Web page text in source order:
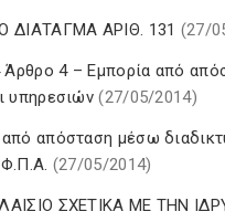
ΔΙΑΤΑΓΜΑ ΑΡΙΘ. 131 (27/
4 – Εμπορία από
υπηρεσιών(27/05/2014)
απόσταση μέσω
(27/05/2014)
ΣΧΕΤΙΚΑ ΜΕ ΤΗΝ